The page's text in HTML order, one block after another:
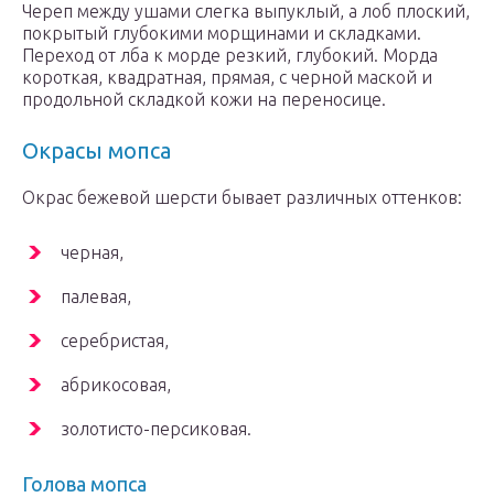
Череп между ушами слегка выпуклый, а лоб плоский,
покрытый глубокими морщинами и складками.
Переход от лба к морде резкий, глубокий. Морда
короткая, квадратная, прямая, с черной маской и
продольной складкой кожи на переносице.
Окрасы мопса
Окрас бежевой шерсти бывает различных оттенков:
черная,
палевая,
серебристая,
абрикосовая,
золотисто-персиковая.
Голова мопса